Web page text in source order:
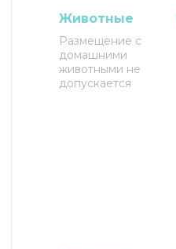
Животные
Размещение с
домашними
животными не
допускается